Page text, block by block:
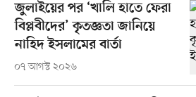
জুলাইয়ের পর ‘খালি হাতে ফেরা
বিপ্লবীদের’ কৃতজ্ঞতা জানিয়ে
নাহিদ ইসলামের বার্তা
০৭ আগস্ট ২০২৬